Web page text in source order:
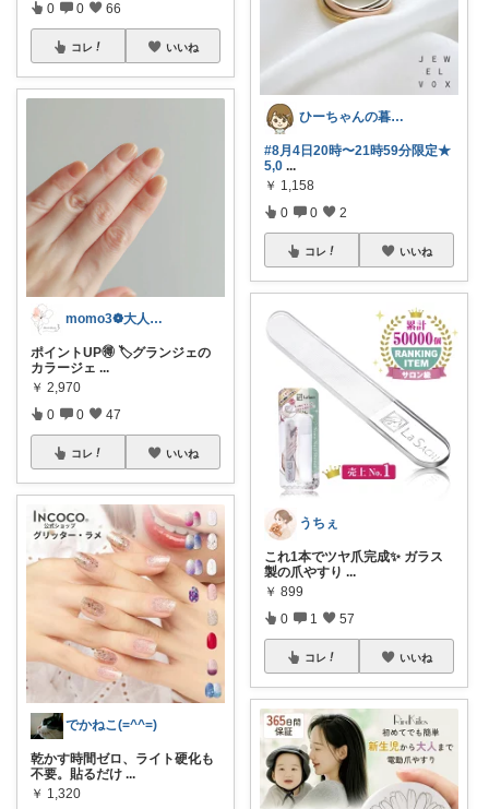
0 0 66
コレ いいね
momo3❁大人のちょうどいいもの選び
ポイントUP🉐 🏷️グランジェの
カラージェ ...
￥ 2,970
0 0 47
コレ いいね
でかねこ(=^^=)
乾かす時間ゼロ、ライト硬化も
不要。貼るだけ ...
￥ 1,320
ひーちゃんの暮らしと服ROOM🌷
#8月4日20時〜21時59分限定★
5,0 ...
￥ 1,158
0 0 2
コレ いいね
うちぇ
これ1本でツヤ爪完成✨ ガラス
製の爪やすり ...
￥ 899
0 1 57
コレ いいね